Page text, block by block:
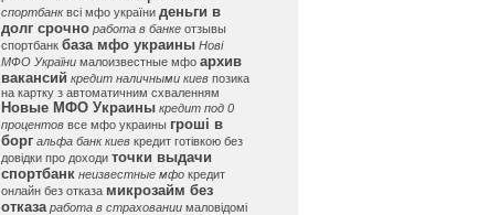
спортбанк всі мфо україни деньги в
долг срочно работа в банке отзывы
спортбанк база мфо украины Нові
МФО України малоизвестные мфо архив
вакансий кредит наличными киев позика
на картку з автоматичним схваленням
Новые МФО Украины кредит под 0
процентов все мфо украины гроші в
борг альфа банк киев кредит готівкою без
довідки про доходи точки выдачи
спортбанк неизвестные мфо кредит
онлайн без отказа микрозайм без
отказа работа в страховании маловідомі